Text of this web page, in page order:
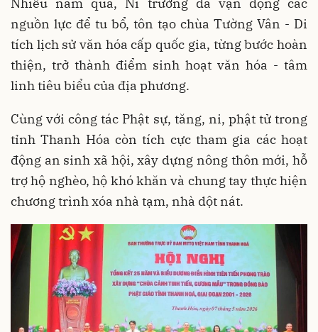
Nhiều năm qua, Ni trưởng đã vận động các
nguồn lực để tu bổ, tôn tạo chùa Tường Vân - Di
tích lịch sử văn hóa cấp quốc gia, từng bước hoàn
thiện, trở thành điểm sinh hoạt văn hóa - tâm
linh tiêu biểu của địa phương.
Cùng với công tác Phật sự, tăng, ni, phật tử trong
tỉnh Thanh Hóa còn tích cực tham gia các hoạt
động an sinh xã hội, xây dựng nông thôn mới, hỗ
trợ hộ nghèo, hộ khó khăn và chung tay thực hiện
chương trình xóa nhà tạm, nhà dột nát.